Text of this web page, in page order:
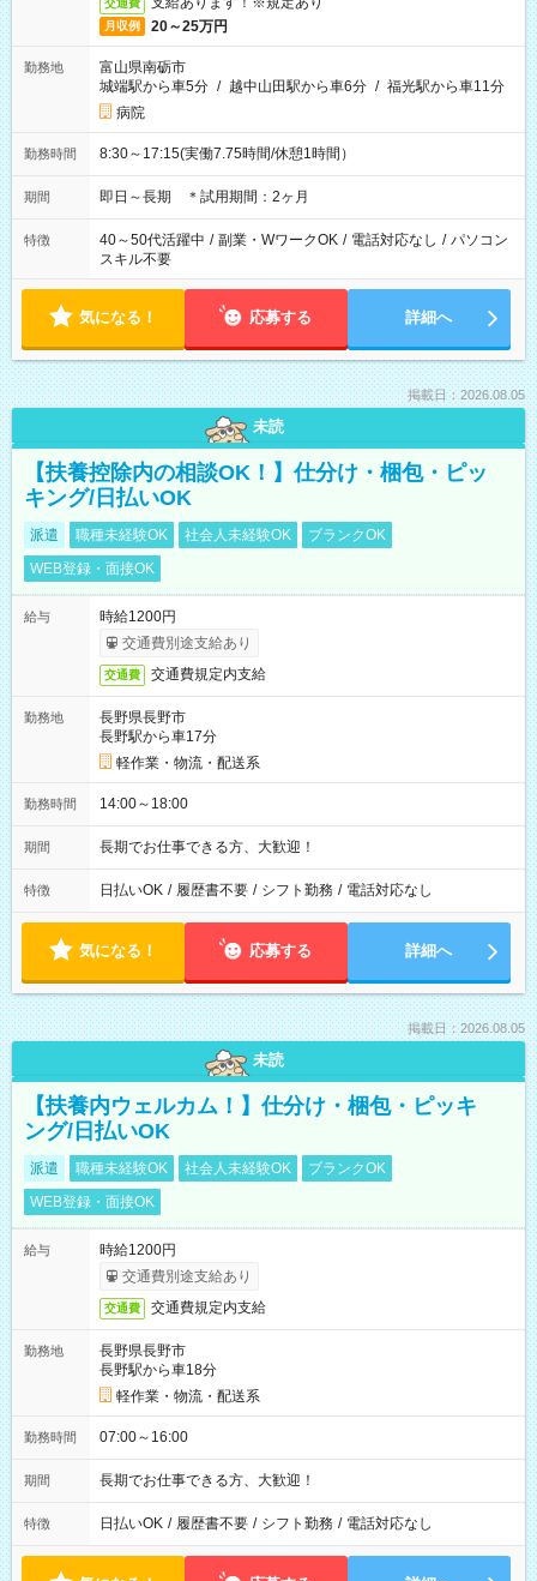
交通費
月収例 20～25万円
勤務地
富山県南砺市
城端駅から車5分 / 越中山田駅から車6分 / 福光駅から車11分
病院
勤務時間 8:30～17:15(実働7.75時間/休憩1時間）
期間 即日～長期 ＊試用期間：2ヶ月
特徴 40～50代活躍中 / 副業・WワークOK / 電話対応なし / パソコン
スキル不要
気になる！ 応募する 詳細へ
掲載日：2026.08.05
未読
【扶養控除内の相談OK！】仕分け・梱包・ピッ
キング/日払いOK
派遣 職種未経験OK 社会人未経験OK
ブランクOK
WEB登録・面接OK
給与
時給1200円
交通費別途支給あり
交通費 交通費規定内支給
勤務地
長野県長野市
長野駅から車17分
軽作業・物流・配送系
勤務時間 14:00～18:00
期間 長期でお仕事できる方、大歓迎！
特徴 日払いOK / 履歴書不要 / シフト勤務 / 電話対応なし
気になる！ 応募する 詳細へ
掲載日：2026.08.05
未読
【扶養内ウェルカム！】仕分け・梱包・ピッキ
ング/日払いOK
派遣 職種未経験OK 社会人未経験OK
ブランクOK
WEB登録・面接OK
給与
時給1200円
交通費別途支給あり
交通費 交通費規定内支給
勤務地
長野県長野市
長野駅から車18分
軽作業・物流・配送系
勤務時間 07:00～16:00
期間 長期でお仕事できる方、大歓迎！
特徴 日払いOK / 履歴書不要 / シフト勤務 / 電話対応なし